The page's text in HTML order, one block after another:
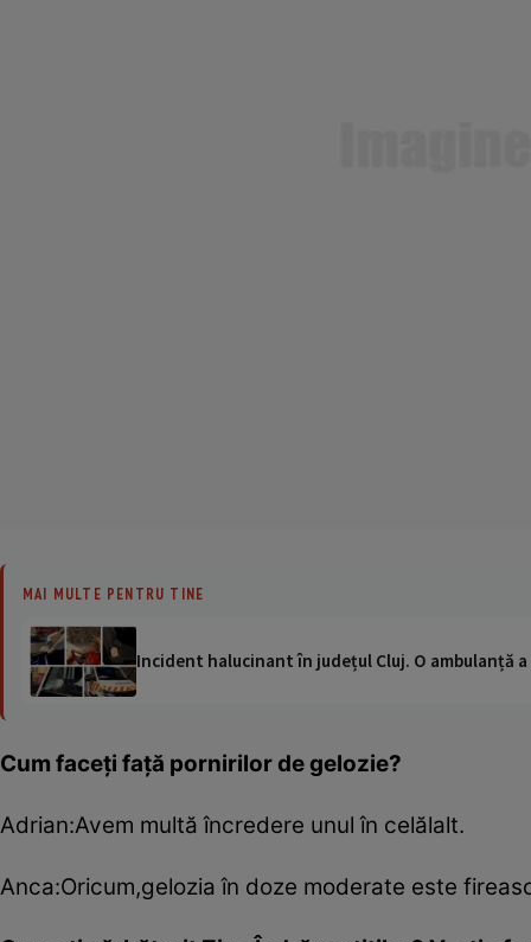
MAI MULTE PENTRU TINE
Incident halucinant în județul Cluj. O ambulanță
Cum faceţi faţă pornirilor de gelozie?
Adrian:Avem multă încredere unul în celălalt.
Anca:Oricum,gelozia în doze moderate este